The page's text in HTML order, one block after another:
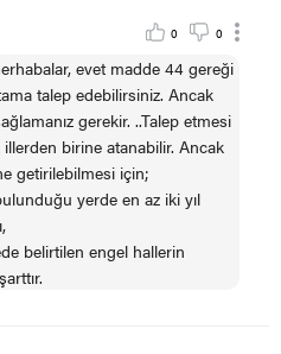
0 0
evet madde 44 gereği
talep edebilirsiniz. Ancak
gerekir. ..Talep etmesi
birine atanabilir. Ancak
getirilebilmesi için;
yerde en az iki yıl
belirtilen engel hallerin